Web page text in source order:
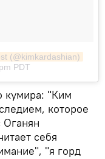
(@kimkardashian)
PDT
кумира: "Ким
которое
Оганян
себя
"я горд